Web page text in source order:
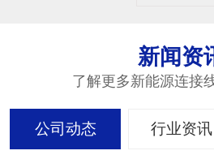
新闻资
了解更多新能源连接
公司动态 行业资讯